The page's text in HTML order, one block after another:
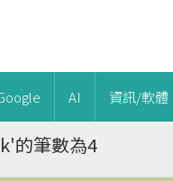
AI 資訊/軟體
的筆數為4